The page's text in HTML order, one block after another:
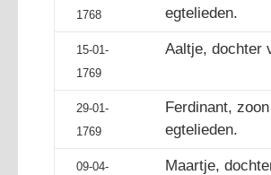
1768
egtelieden.
15-01-
1769
Aaltje, dochter
29-01-
1769
Ferdinant,
egtelieden.
09-04-
Maartje,